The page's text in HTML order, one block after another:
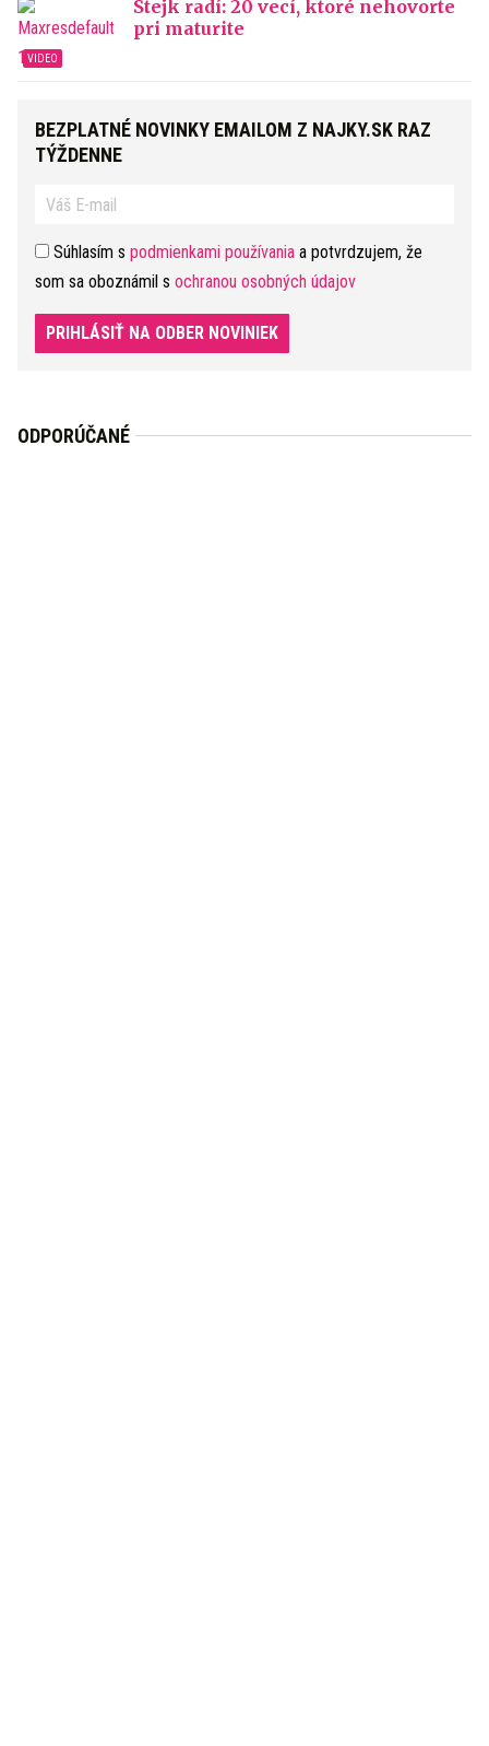
Stejk radí: 20 vecí, ktoré nehovorte
pri maturite
BEZPLATNÉ NOVINKY EMAILOM Z NAJKY.SK RAZ
TÝŽDENNE
Súhlasím s podmienkami používania a potvrdzujem, že
som sa oboznámil s ochranou osobných údajov
PRIHLÁSIŤ NA ODBER NOVINIEK
ODPORÚČANÉ